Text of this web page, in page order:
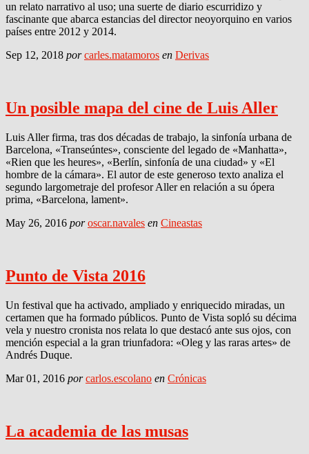
un relato narrativo al uso; una suerte de diario escurridizo y
fascinante que abarca estancias del director neoyorquino en varios
países entre 2012 y 2014.
Sep 12, 2018 por carles.matamoros en Derivas
Un posible mapa del cine de Luis Aller
Luis Aller firma, tras dos décadas de trabajo, la sinfonía urbana de
Barcelona, «Transeúntes», consciente del legado de «Manhatta»,
«Rien que les heures», «Berlín, sinfonía de una ciudad» y «El
hombre de la cámara». El autor de este generoso texto analiza el
segundo largometraje del profesor Aller en relación a su ópera
prima, «Barcelona, lament».
May 26, 2016 por oscar.navales en Cineastas
Punto de Vista 2016
Un festival que ha activado, ampliado y enriquecido miradas, un
certamen que ha formado públicos. Punto de Vista sopló su décima
vela y nuestro cronista nos relata lo que destacó ante sus ojos, con
mención especial a la gran triunfadora: «Oleg y las raras artes» de
Andrés Duque.
Mar 01, 2016 por carlos.escolano en Crónicas
La academia de las musas